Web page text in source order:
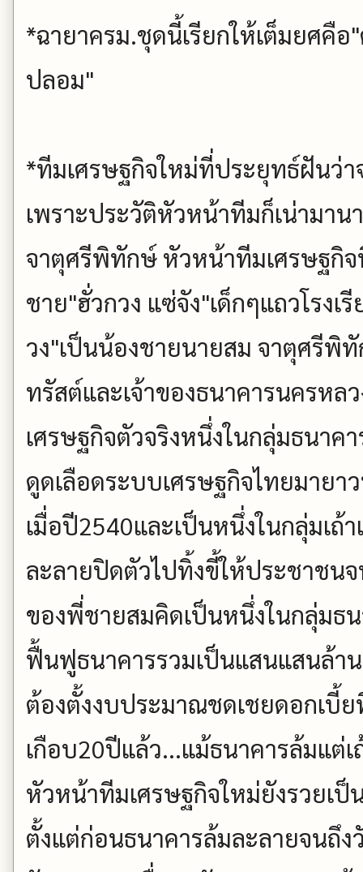
*ฉายาครม.ชุดนี้เรียกให้เต็มยศคื
ปลอม"
*ทีมเศรษฐกิจใหม่ที่ประยุทธ์ฝันว่
เพราะประวัติหัวหน้าทีมก็เน่ามา
จาตุศรีพิทักษ์ หัวหน้าทีมเศรษฐกิจ
ชาย"ฮั่วกวง แซ่จัง"เด็กๆแถวโรงเ
วง"เป็นน้องชายนายสม จาตุศรีพิ
ทรัสต์และเจ้าของธนาคารนครห
เศรษฐกิจตัวจริงหนึ่งในกลุ่มธนาค
ดูดเลือดระบบเศรษฐกิจไทยมาย
เมื่อปี2540และเป็นหนึ่งในกลุ่มเ
ละลายปิดตัวไปทิ้งขี้ให้ประชาชน
ของพี่ชายสมคิดเป็นหนึ่งในกลุ่มธ
ฟื้นฟูธนาคารรวมเป็นแสนแสนล้า
ต้องตั้งงบประมาณชดเชยดอกเบี้
เกือบ20ปีแล้ว...แม้ธนาคารล้มแต่
หัวหน้าทีมเศรษฐกิจใหม่ยังรวยเป็
ตั้งแต่ก่อนธนาคารล้มละลายจนถึ